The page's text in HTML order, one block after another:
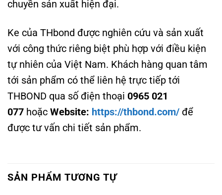
chuyền sản xuất hiện đại.
Ke của THbond được nghiên cứu và sản xuất
với công thức riêng biệt phù hợp với điều kiện
tự nhiên của Việt Nam. Khách hàng quan tâm
tới sản phẩm có thể liên hệ trực tiếp tới
THBOND qua số điện thoại 0965 021
077 hoặc Website: https://thbond.com/ để
được tư vấn chi tiết sản phẩm.
SẢN PHẨM TƯƠNG TỰ